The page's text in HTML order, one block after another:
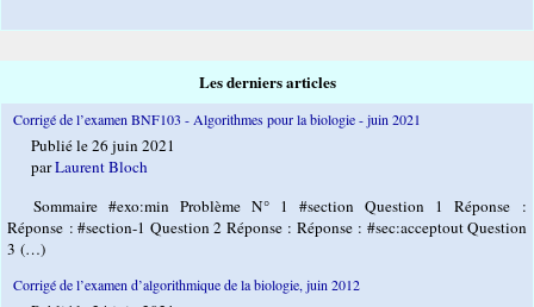
Les derniers articles
Corrigé de l’examen BNF103 - Algorithmes pour la biologie - juin 2021
Publié le 26 juin 2021
parLaurent Bloch
Sommaire #exo:min Problème N° 1 #section Question 1 Réponse :
Réponse : #section-1 Question 2 Réponse : Réponse : #sec:acceptout Question
3 (…)
Corrigé de l’examen d’algorithmique de la biologie, juin 2012